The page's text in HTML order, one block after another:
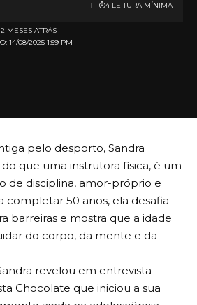
14/08/2025 1:59 PM
MESES ATRÁS
4 LEITURA MÍNIMA
pelo desporto, Sandra
que uma instrutora física, é um
de disciplina, amor-próprio e
completar 50 anos, ela desafia
barreiras e mostra que a idade
do corpo, da mente e da
revelou em entrevista
Chocolate que iniciou a sua